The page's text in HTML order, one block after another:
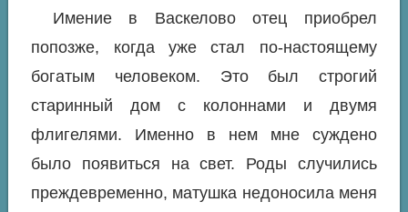
Имение в Васкелово отец приобрел
попозже, когда уже стал по-настоящему
богатым человеком. Это был строгий
старинный дом с колоннами и двумя
флигелями. Именно в нем мне суждено
было появиться на свет. Роды случились
преждевременно, матушка недоносила меня